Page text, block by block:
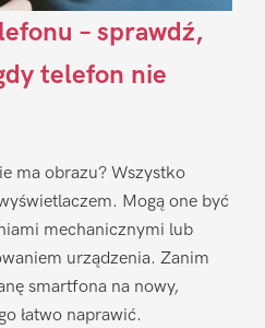
– sprawdź,
telefon nie
ma obrazu? Wszystko
Mogą one być
mechanicznymi lub
urządzenia. Zanim
smartfona na nowy,
łatwo naprawić.